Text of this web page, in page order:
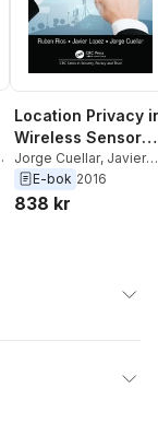
,
Location Privacy
Wireless Sensor
Networks
Jorge Cuellar, Javier
Lopez,Ruben Rios
E-bok 2016
838 kr